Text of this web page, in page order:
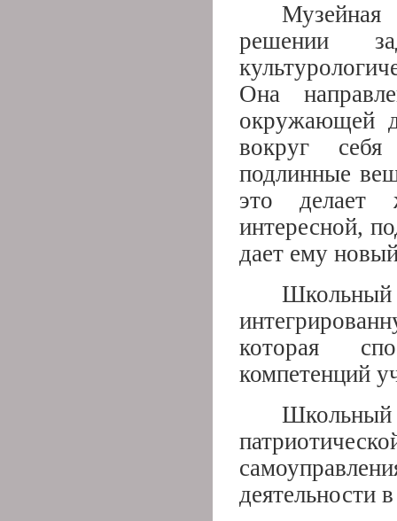
решении
Она
окружающей
вокруг
подлинные
это делает
интересной,
дает ему
которая
компетенций
деятельности